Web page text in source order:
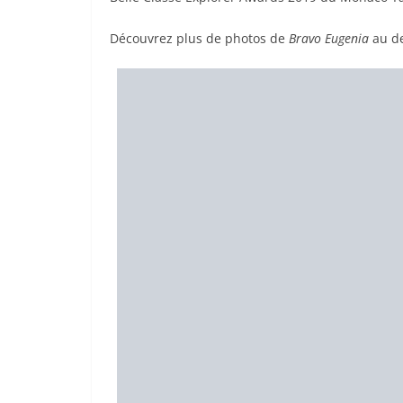
Découvrez plus de photos de Bravo Eugenia au